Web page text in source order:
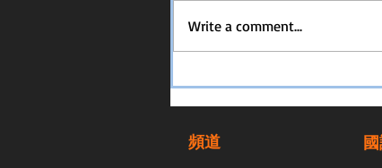
Write a comment...
頻道